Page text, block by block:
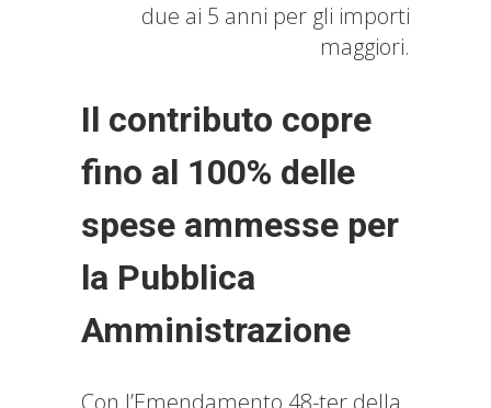
due ai 5 anni per gli importi
maggiori.
Il contributo copre
fino al 100% delle
spese ammesse per
la Pubblica
Amministrazione
Con l’Emendamento 48-ter della